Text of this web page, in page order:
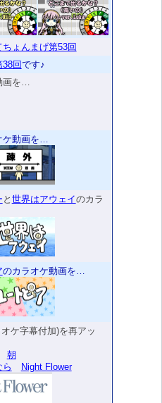
ょんまげ第53回
回です♪
画を…
ケ動画を…
と 世界はアウェイのカラ
のカラオケ動画を…
ケ字幕付加)を再アッ
朝
ら Night Flower